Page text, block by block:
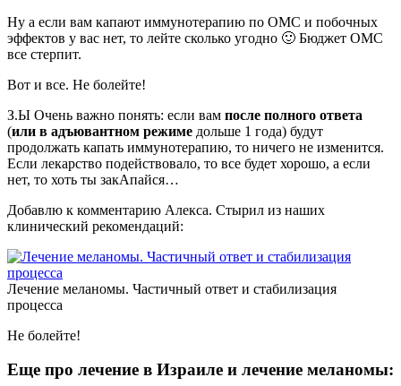
Ну а если вам капают иммунотерапию по ОМС и побочных
эффектов у вас нет, то лейте сколько угодно 🙂 Бюджет ОМС
все стерпит.
Вот и все. Не болейте!
З.Ы Очень важно понять: если вам после полного ответа
(или в адъювантном режиме дольше 1 года) будут
продолжать капать иммунотерапию, то ничего не изменится.
Если лекарство подействовало, то все будет хорошо, а если
нет, то хоть ты закАпайся…
Добавлю к комментарию Алекса. Стырил из наших
клинический рекомендаций:
Лечение меланомы. Частичный ответ и стабилизация
процесса
Не болейте!
Еще про лечение в Израиле и лечение меланомы: